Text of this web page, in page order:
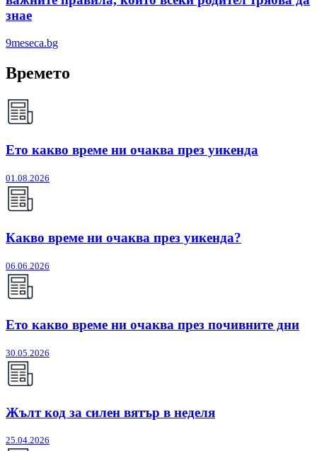
знае
9meseca.bg
Времето
Ето какво време ни очаква през уикенда
01.08.2026
Какво време ни очаква през уикенда?
06.06.2026
Ето какво време ни очаква през почивните дни
30.05.2026
Жълт код за силен вятър в неделя
25.04.2026